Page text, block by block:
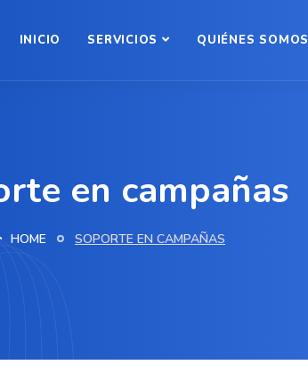
INICIO SERVICIOS QUIÉNES SOMOS
en campañas
HOME SOPORTE EN CAMPAÑAS